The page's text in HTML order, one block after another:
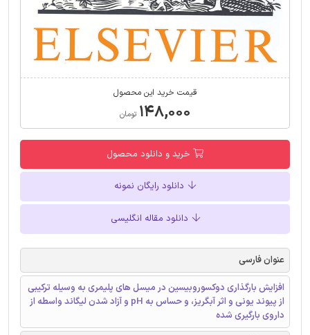
قیمت خرید این محصول
۱۴۸,۰۰۰ تومان
خرید و دانلود محصول
دانلود رایگان نمونه
دانلود مقاله انگلیسی
عنوان فارسی
افزایش بارگذاری دوکسوروبیسین در میسل های پلیمری به وسیله ترکیبی
از پیوند یونی و اثر آبگریز، و حساس به pH و آزاد شدن لیگاند واسطه از
داروی بارگیری شده